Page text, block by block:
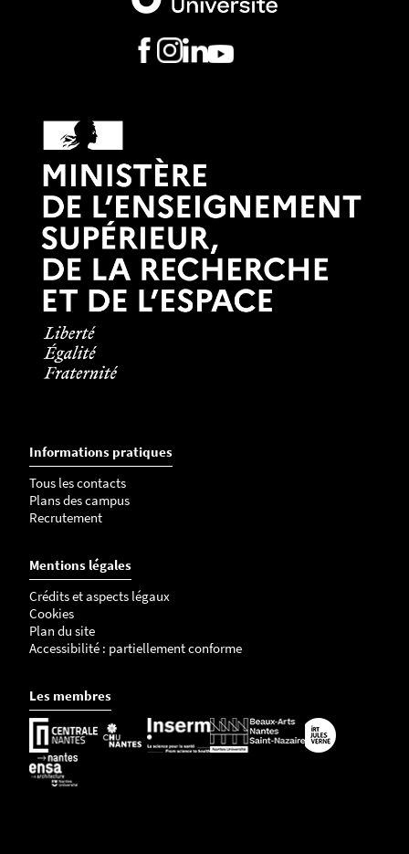
Informations pratiques
Tous les contacts
Plans des campus
Recrutement
Mentions légales
Crédits et aspects légaux
Cookies
Plan du site
Accessibilité : partiellement conforme
Les membres